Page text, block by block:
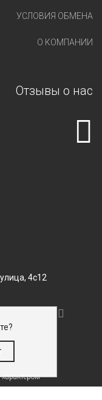
УСЛОВИЯ ОБМЕНА
О КОМПАНИИ
Отзывы о нас
4с12